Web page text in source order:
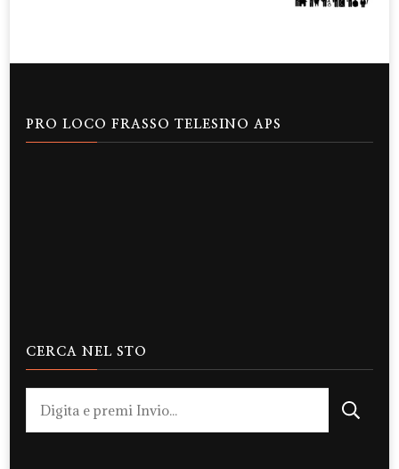
PRO LOCO FRASSO TELESINO APS
CERCA NEL STO
Cerchi
qualcosa?